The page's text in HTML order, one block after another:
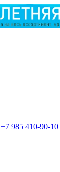
+7 985 410-90-10